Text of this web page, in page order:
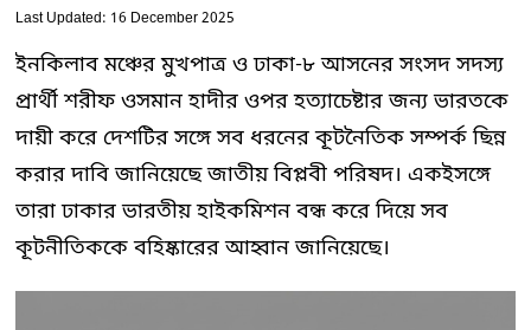
Last Updated: 16 December 2025
ইনকিলাব মঞ্চের মুখপাত্র ও ঢাকা-৮ আসনের সংসদ সদস্য
প্রার্থী শরীফ ওসমান হাদীর ওপর হত্যাচেষ্টার জন্য ভারতকে
দায়ী করে দেশটির সঙ্গে সব ধরনের কূটনৈতিক সম্পর্ক ছিন্ন
করার দাবি জানিয়েছে জাতীয় বিপ্লবী পরিষদ। একইসঙ্গে
তারা ঢাকার ভারতীয় হাইকমিশন বন্ধ করে দিয়ে সব
কূটনীতিককে বহিষ্কারের আহ্বান জানিয়েছে।